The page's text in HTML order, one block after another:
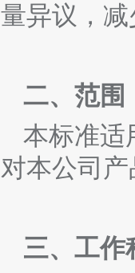
量异议，
二、范围
本标准适
对本公司
三、工作